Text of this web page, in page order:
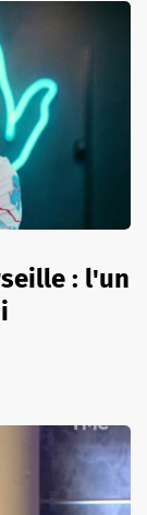
: l'un